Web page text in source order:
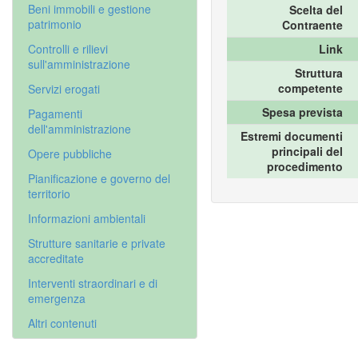
Beni immobili e gestione
patrimonio
Controlli e rilievi
sull'amministrazione
Servizi erogati
Pagamenti
dell'amministrazione
Opere pubbliche
Pianificazione e governo del
territorio
Informazioni ambientali
Strutture sanitarie e private
accreditate
Interventi straordinari e di
emergenza
Altri contenuti
Scelta del
Contraente
Link
Struttura
competente
Spesa prevista
Estremi documenti
principali del
procedimento